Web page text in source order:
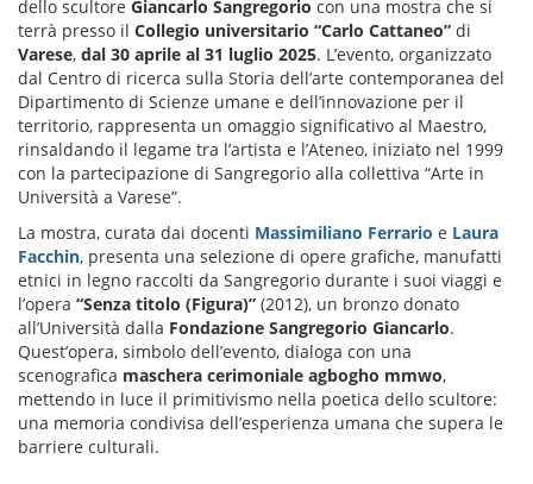
dello scultore Giancarlo Sangregorio con una mostra che si
terrà presso il Collegio universitario “Carlo Cattaneo” di
Varese, dal 30 aprile al 31 luglio 2025. L’evento, organizzato
dal Centro di ricerca sulla Storia dell’arte contemporanea del
Dipartimento di Scienze umane e dell’innovazione per il
territorio, rappresenta un omaggio significativo al Maestro,
rinsaldando il legame tra l’artista e l’Ateneo, iniziato nel 1999
con la partecipazione di Sangregorio alla collettiva “Arte in
Università a Varese”.
La mostra, curata dai docenti Massimiliano Ferrario e Laura
Facchin, presenta una selezione di opere grafiche, manufatti
etnici in legno raccolti da Sangregorio durante i suoi viaggi e
l’opera “Senza titolo (Figura)” (2012), un bronzo donato
all’Università dalla Fondazione Sangregorio Giancarlo.
Quest’opera, simbolo dell’evento, dialoga con una
scenografica maschera cerimoniale agbogho mmwo,
mettendo in luce il primitivismo nella poetica dello scultore:
una memoria condivisa dell’esperienza umana che supera le
barriere culturali.